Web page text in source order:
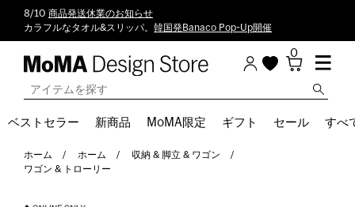
8/10 商品発送休業のお知らせ
カラフルなタオル&スリッパ。 韓国発Banaco Pop-Up開催
0
ベストセラー 新商品 MoMA限定 ギフト セール すべ
ホーム ホーム
収納 & 脚立 & ワゴン
ワゴン & トローリー